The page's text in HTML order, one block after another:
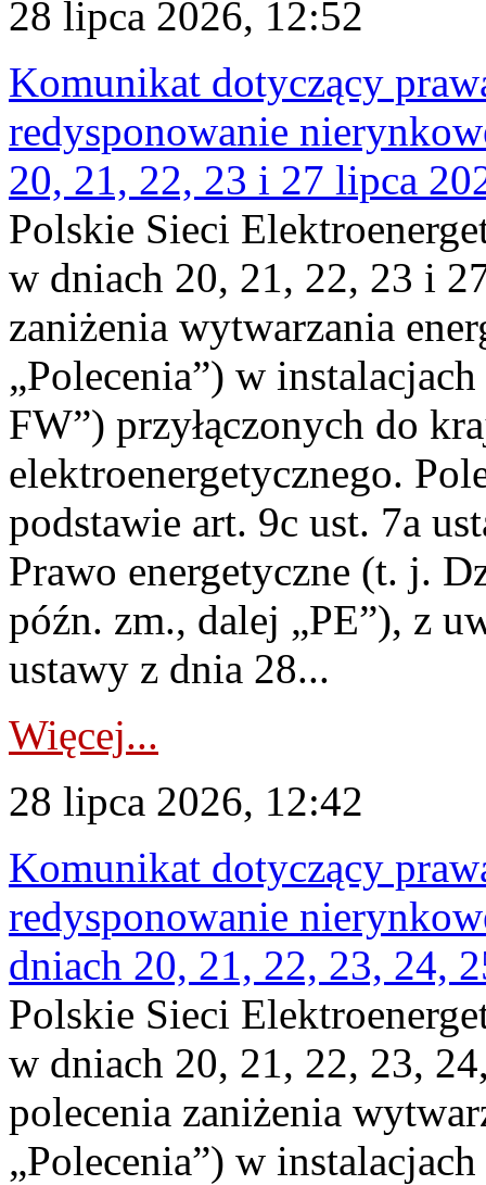
28 lipca 2026, 12:52
Komunikat dotyczący
redysponowanie
20, 21, 22, 23 i 27 lipca
Polskie Sieci
w dniach 20, 21, 22, 23 i
zaniżenia wytwarzania
„Polecenia”) w
FW”) przyłączonych do
elektroenergetycznego.
podstawie art. 9c ust. 7a
Prawo energetyczne (t. j.
późn. zm., dalej „PE”), z
ustawy z dnia 28...
Więcej...
28 lipca 2026, 12:42
Komunikat dotyczący
redysponowanie
dniach 20, 21, 22, 23, 24,
Polskie Sieci
w dniach 20, 21, 22, 23,
polecenia zaniżenia
„Polecenia”) w